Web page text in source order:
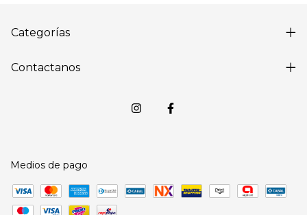
Categorías
Contactanos
Medios de pago